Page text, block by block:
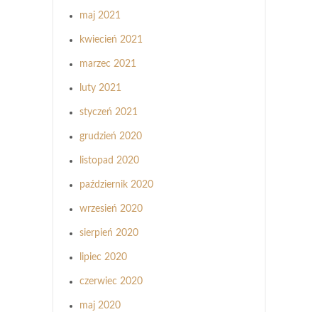
maj 2021
kwiecień 2021
marzec 2021
luty 2021
styczeń 2021
grudzień 2020
listopad 2020
październik 2020
wrzesień 2020
sierpień 2020
lipiec 2020
czerwiec 2020
maj 2020